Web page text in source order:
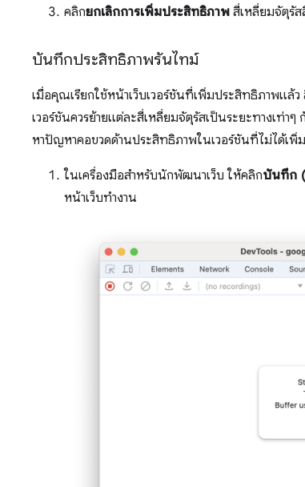
คลิกยกเลิกการเพิ่มประสิทธิภาพ สี่เหลี่ยมจัตุรัส
บันทึกประสิทธิภาพรันไทม์
เมื่อคุณเรียกใช้หน้าเว็บเวอร์ชันที่เพิ่มประสิทธิภาพแล้
เวอร์ชันควรย้ายแต่ละสี่เหลี่ยมจัตุรัสเป็นระยะทางเท่า
หาปัญหาคอขวดด้านประสิทธิภาพในเวอร์ชันที่ไม่ได้เพิ่
ในเครื่องมือสำหรับนักพัฒนาเว็บ ให้คลิกบันทึก
หน้าเว็บทํางาน